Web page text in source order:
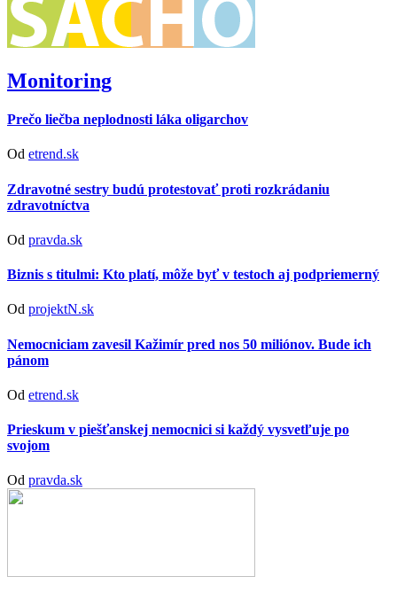
Monitoring
Prečo liečba neplodnosti láka oligarchov
Od etrend.sk
Zdravotné sestry budú protestovať proti rozkrádaniu
zdravotníctva
Od pravda.sk
Biznis s titulmi: Kto platí, môže byť v testoch aj podpriemerný
Od projektN.sk
Nemocniciam zavesil Kažimír pred nos 50 miliónov. Bude ich
pánom
Od etrend.sk
Prieskum v piešťanskej nemocnici si každý vysvetľuje po
svojom
Od pravda.sk